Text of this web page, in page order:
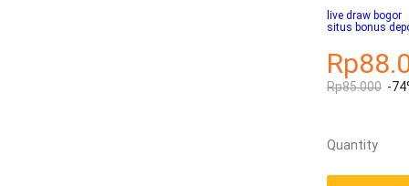
live draw bogor
situs bonus
Rp85.000 -
Quantity